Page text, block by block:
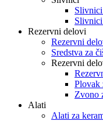
Rezervni delovi
Rezervni
Sredstva za
Rezervni
Plovak
Zvono
Alati
Alati za